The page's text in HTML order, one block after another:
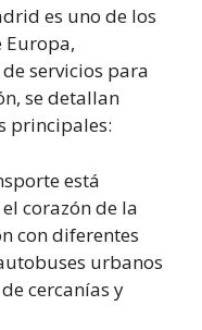
es uno de los
Europa,
servicios para
se detallan
principales:
está
corazón de la
con diferentes
urbanos
cercanías y